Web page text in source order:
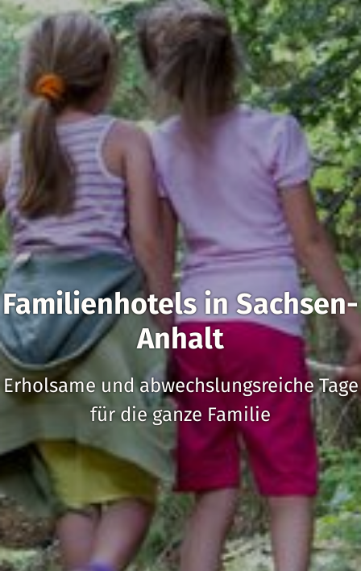
Familienhotels in Sachsen-
Anhalt
Erholsame und abwechslungsreiche Tage
für die ganze Familie